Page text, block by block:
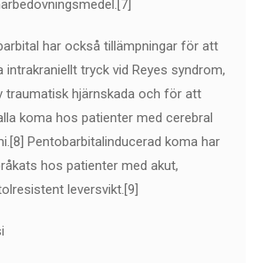
har också tillämpningar för att
intrakraniellt tryck vid Reyes syndrom,
traumatisk hjärnskada och för att
koma hos patienter med cerebral
Pentobarbitalinducerad koma har
hos patienter med akut,
leversvikt.[9]